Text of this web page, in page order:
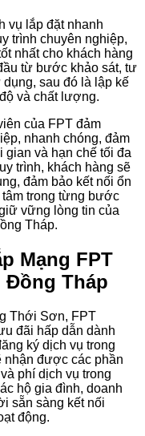
vụ lắp đặt nhanh
trình chuyên nghiệp,
nhất cho khách hàng
từ bước khảo sát, tư
sau đó là lập kế
và chất lượng.
của FPT đảm
nhanh chóng, đảm
gian và hạn chế tối đa
trình, khách hàng sẽ
đảm bảo kết nối ổn
trong từng bước
vững lòng tin của
Tháp.
Mạng FPT
Tháp
Thới Sơn, FPT
đãi hấp dẫn dành
ký dịch vụ trong
nhận được các phần
phí dịch vụ trong
hộ gia đình, doanh
sẵn sàng kết nối
động.